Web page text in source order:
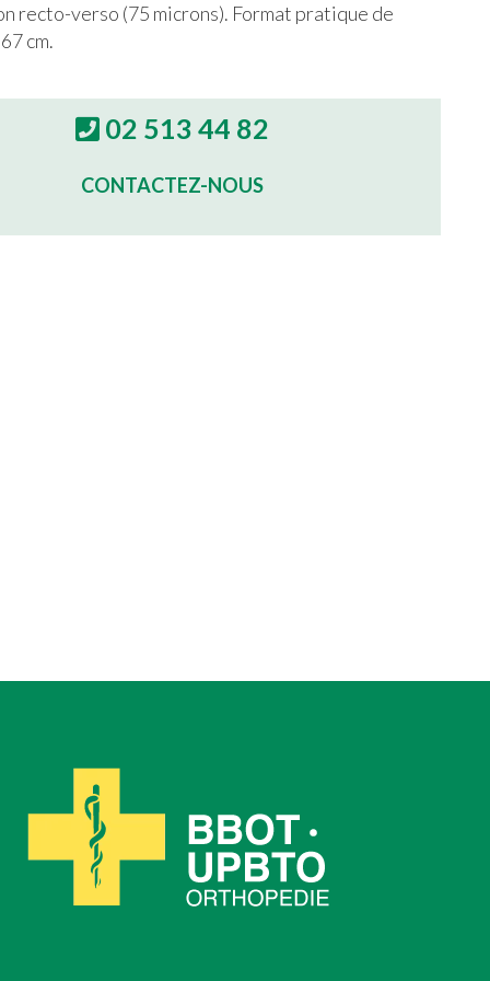
recto-verso (75 microns). Format pratique de
cm.
02 513 44 82
CONTACTEZ-NOUS